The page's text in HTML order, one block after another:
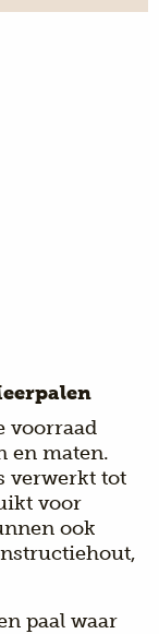
voorraad
en maten.
verwerkt tot
voor
ook
paal waar